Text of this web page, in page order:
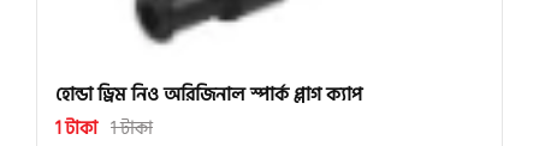
হোন্ডা ড্রিম নিও অরিজিনাল স্পার্ক প্লাগ ক্যাপ
1 টাকা 1 টাকা